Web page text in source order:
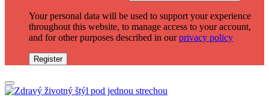
Your personal data will be used to support your experience
throughout this website, to manage access to your account,
and for other purposes described in ourprivacy policy
Register